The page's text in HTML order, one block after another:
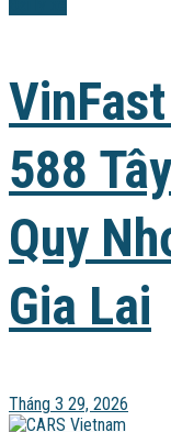
588
Quy
Gia Lai
Tháng 3 29, 2026